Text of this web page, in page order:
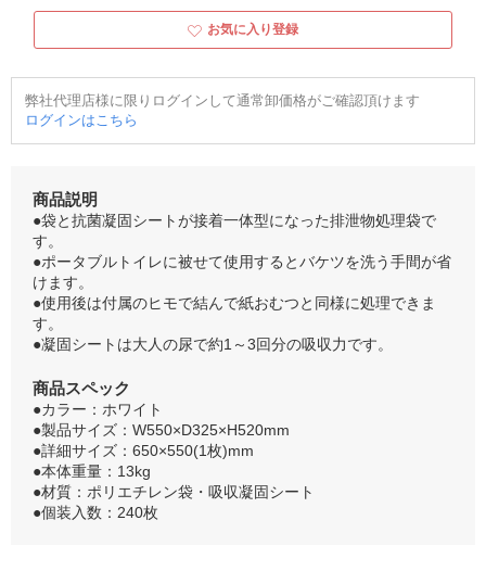
お気に入り登録
弊社代理店様に限りログインして通常卸価格がご確認頂けます
ログインはこちら
商品説明
●袋と抗菌凝固シートが接着一体型になった排泄物処理袋で
す。
●ポータブルトイレに被せて使用するとバケツを洗う手間が省
けます。
●使用後は付属のヒモで結んで紙おむつと同様に処理できま
す。
●凝固シートは大人の尿で約1～3回分の吸収力です。
商品スペック
●カラー：ホワイト
●製品サイズ：W550×D325×H520mm
●詳細サイズ：650×550(1枚)mm
●本体重量：13kg
●材質：ポリエチレン袋・吸収凝固シート
●個装入数：240枚